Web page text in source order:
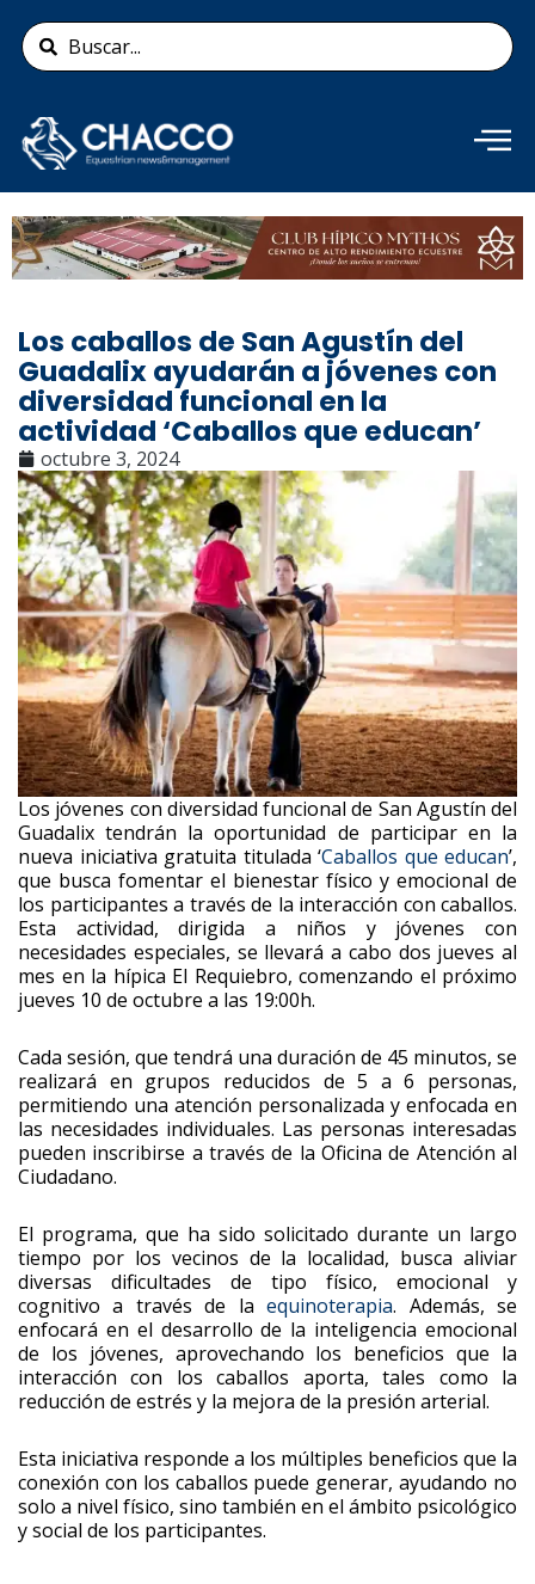
contenido
Search
...
Añade aquí tu texto de
cabecera
Los caballos de San Agustín del
Guadalix ayudarán a jóvenes con
diversidad funcional en la
actividad ‘Caballos que educan’
octubre 3, 2024
Los jóvenes con diversidad funcional de San Agustín del
Guadalix tendrán la oportunidad de participar en la
nueva iniciativa gratuita titulada ‘Caballos que educan’,
que busca fomentar el bienestar físico y emocional de
los participantes a través de la interacción con caballos.
Esta actividad, dirigida a niños y jóvenes con
necesidades especiales, se llevará a cabo dos jueves al
mes en la hípica El Requiebro, comenzando el próximo
jueves 10 de octubre a las 19:00h.
Cada sesión, que tendrá una duración de 45 minutos, se
realizará en grupos reducidos de 5 a 6 personas,
permitiendo una atención personalizada y enfocada en
las necesidades individuales. Las personas interesadas
pueden inscribirse a través de la Oficina de Atención al
Ciudadano.
El programa, que ha sido solicitado durante un largo
tiempo por los vecinos de la localidad, busca aliviar
diversas dificultades de tipo físico, emocional y
cognitivo a través de laequinoterapia. Además, se
enfocará en el desarrollo de la inteligencia emocional
de los jóvenes, aprovechando los beneficios que la
interacción con los caballos aporta, tales como la
reducción de estrés y la mejora de la presión arterial.
Esta iniciativa responde a los múltiples beneficios que la
conexión con los caballos puede generar, ayudando no
solo a nivel físico, sino también en el ámbito psicológico
y social de los participantes.